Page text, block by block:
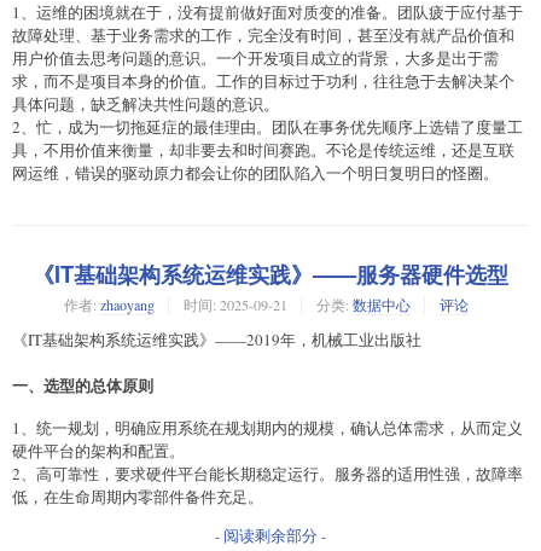
1、运维的困境就在于，没有提前做好面对质变的准备。团队疲于应付基于
故障处理、基于业务需求的工作，完全没有时间，甚至没有就产品价值和
用户价值去思考问题的意识。一个开发项目成立的背景，大多是出于需
求，而不是项目本身的价值。工作的目标过于功利，往往急于去解决某个
具体问题，缺乏解决共性问题的意识。
2、忙，成为一切拖延症的最佳理由。团队在事务优先顺序上选错了度量工
具，不用价值来衡量，却非要去和时间赛跑。不论是传统运维，还是互联
网运维，错误的驱动原力都会让你的团队陷入一个明日复明日的怪圈。
《IT基础架构系统运维实践》——服务器硬件选型
作者: zhaoyang 时间: 2025-09-21 分类: 数据中心 评论
《IT基础架构系统运维实践》——2019年，机械工业出版社
一、选型的总体原则
1、统一规划，明确应用系统在规划期内的规模，确认总体需求，从而定义
硬件平台的架构和配置。
2、高可靠性，要求硬件平台能长期稳定运行。服务器的适用性强，故障率
低，在生命周期内零部件备件充足。
- 阅读剩余部分 -